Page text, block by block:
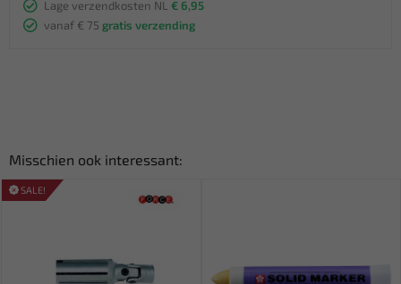
Lage verzendkosten NL € 6,95
vanaf € 75 gratis verzending
Misschien ook interessant:
SALE!